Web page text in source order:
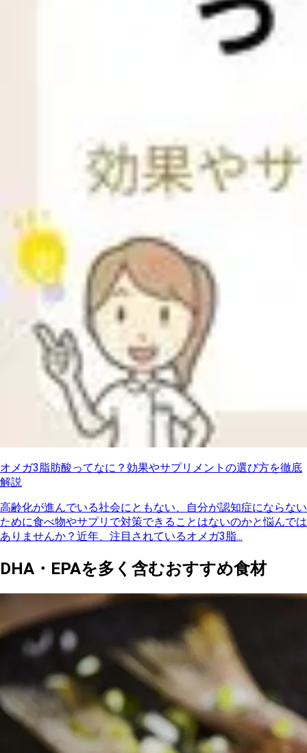
オメガ3脂肪酸ってなに？効果やサプリメントの選び方を徹底
解説
高齢化が進んでいる社会にともない、自分が認知症にならない
ために食べ物やサプリで対策できることはないのかと悩んでは
ありませんか？近年、注目されているオメガ3脂...
DHA・EPAを多く含むおすすめ食材